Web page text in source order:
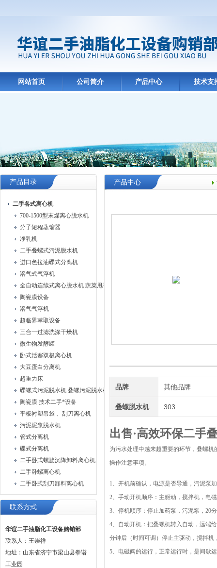
网站首页 公司简介 产品中心 技术支
产品目录
二手各式离心机
700-1500型末煤离心脱水机
分子短程蒸馏器
净乳机
二手叠螺式污泥脱水机
进口色拉油碟式分离机
溶气式气浮机
全自动连续式离心脱水机 蔬菜甩干机
陶瓷膜设备
溶气气浮机
超临界萃取设备
三合一过滤洗涤干燥机
微生物发酵罐
卧式活塞双极离心机
大豆蛋白分离机
超重力床
碟螺式污泥脱水机 叠螺污泥脱水机
陶瓷膜 技术二手*设备
平板衬塑吊袋 、刮刀离心机
污泥泥浆脱水机
管式分离机
碟式分离机
二手卧式螺旋沉降卸料离心机
二手卧螺离心机
二手卧式刮刀卸料离心机
联系方式
华谊二手油脂化工设备购销部
联系人：王崇祥
地址：山东省济宁市梁山县拳谱
工业园
产品中心
品牌 其他品牌
叠螺脱水机 303
出售·高效环保二手
为污水处理中越来越重要的环节，叠螺
操作注意事项。
1、开机前确认，电源是否导通，污泥泵
2、手动开机顺序：主驱动，搅拌机，电
3、停机顺序：停止加药泵，污泥泵，20
4、自动开机：把叠螺机转入自动，远端
分钟后（时间可调）停止主驱动，搅拌机
5、电磁阀的运行，正常运行时，是间歇